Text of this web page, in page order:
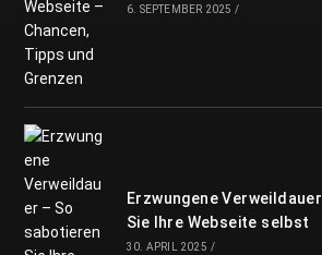
6. SEPTEMBER 2025 /
Erzwungene
Sie Ihre Webseite selbst
30. APRIL 2025 /